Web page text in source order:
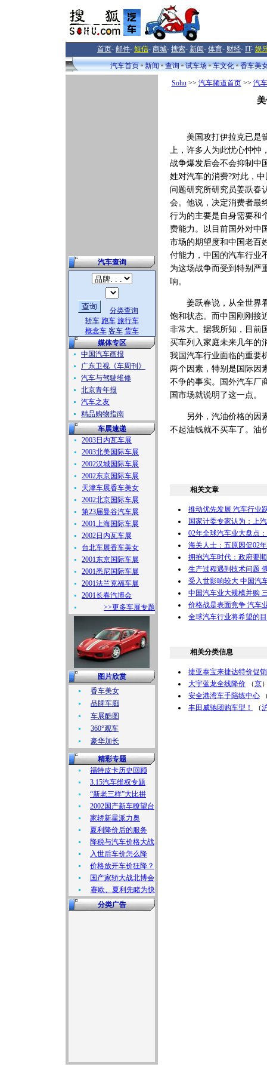
首页- 邮件- 短信- 商城- 搜索- 新闻- 体育- 财经- IT- 娱
汽车首页
新闻 查询 试车场 车文化 香车美
汽车查询
分类查询
轿车 跑车 旅行车
概念车 客车 货车
媒体专区
中国汽车画报
广东卫视《车周刊》
汽车与驾驶维修
北京青年报
汽车之友
精品购物指南
车展速递
2003日内瓦车展
2003北美国际车展
2002汉城国际车展
2002东京国际车展
天津车展香车美女
2002北京国际车展
第23届曼谷汽车展
2001上海国际车展
2002日内瓦车展
台北车展香车美女
2001东京国际车展
2001悉尼国际车展
2001法兰克福车展
2001长春汽博会
>>更多车展专题
图片欣赏
香车美女
品牌车廊
车展酷图
360°观车
豪华加长
精彩专题
福特皮卡历史回顾
3.15汽车维权专题
“新老三样”大比拼
2002国产新车瞭望台
家轿新星派力奥
夏利降价后的服务
降税与汽车价格大战
入世后车价怎么降
价格放开车价狂降？
国产家轿大战北博会
赛欧、夏利先睹为快
分类广告
Sohu>> 汽车频道首页>> 汽
美国攻打伊拉克已是
上，许多人为此忧心忡忡
战争爆发后会不会抑制中
姓对汽车的消费?对此，
问题研究所研究员姜跃春
会。他说，决定消费者最
行为的主要是自身需要和
费能力。以目前国外对中
市场的期望度和中国老百
付能力，中国的汽车行业
为这场战争而受到特别严
响。
姜跃春说，从全世界看
饱和状态。而中国刚刚接
非常大。据我所知，目前
买车列入家庭未来几年的
我国汽车行业面临的重要
两个因素，特别是国际因
不争的事实。国外汽车厂
国市场就说明了这一点。
另外，汽油价格的因素
不起油钱就不买车了。油
相关文章
推动优先发展 汽车行业
国家计委专家认为：上
02年全球汽车业大盘点
海关人士：五原因促02
拥抱汽车时代：政府要
生产过程遇到技术问题
受入世影响较大 中国汽
中国汽车业大规模并购
价格战是表面竞争 汽车
全球汽车行业将希望的
相关分类信息
捷亚泰宝来捷达特价促销
大宇蓝龙全线降价 （京
安全港湾车手陪练中心
丰田威驰团购车型！
（